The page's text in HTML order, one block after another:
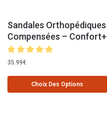
Sandales Orthopédiques
Compensées – Confort+
35.99€
Choix Des Options